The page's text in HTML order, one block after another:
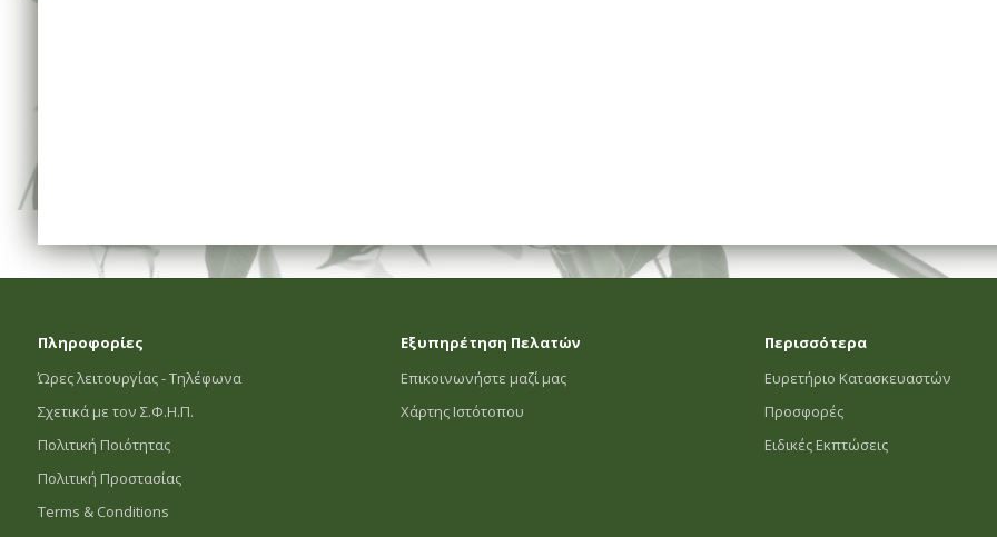
Πληροφορίες
Ώρες λειτουργίας - Τηλέφωνα
Σχετικά με τον Σ.Φ.Η.Π.
Πολιτική Ποιότητας
Πολιτική Προστασίας
Terms & Conditions
Εξυπηρέτηση Πελατών
Επικοινωνήστε μαζί μας
Χάρτης Ιστότοπου
Περισσότερα
Ευρετήριο Κατασκευαστών
Προσφορές
Ειδικές Εκπτώσεις